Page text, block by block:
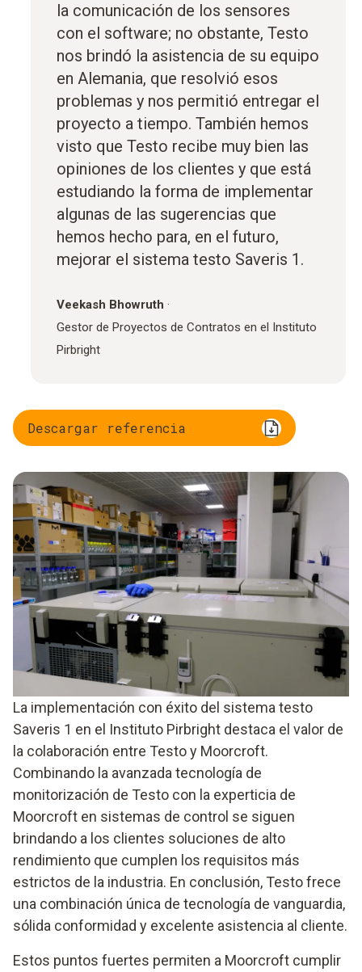
la comunicación de los sensores
con el software; no obstante, Testo
nos brindó la asistencia de su equipo
en Alemania, que resolvió esos
problemas y nos permitió entregar el
proyecto a tiempo. También hemos
visto que Testo recibe muy bien las
opiniones de los clientes y que está
estudiando la forma de implementar
algunas de las sugerencias que
hemos hecho para, en el futuro,
mejorar el sistema testo Saveris 1.
Veekash Bhowruth ·
Gestor de Proyectos de Contratos en el Instituto
Pirbright
Descargar referencia
La implementación con éxito del sistema testo
Saveris 1 en el Instituto Pirbright destaca el valor de
la colaboración entre Testo y Moorcroft.
Combinando la avanzada tecnología de
monitorización de Testo con la experticia de
Moorcroft en sistemas de control se siguen
brindando a los clientes soluciones de alto
rendimiento que cumplen los requisitos más
estrictos de la industria. En conclusión, Testo frece
una combinación única de tecnología de vanguardia,
sólida conformidad y excelente asistencia al cliente.
Estos puntos fuertes permiten a Moorcroft cumplir